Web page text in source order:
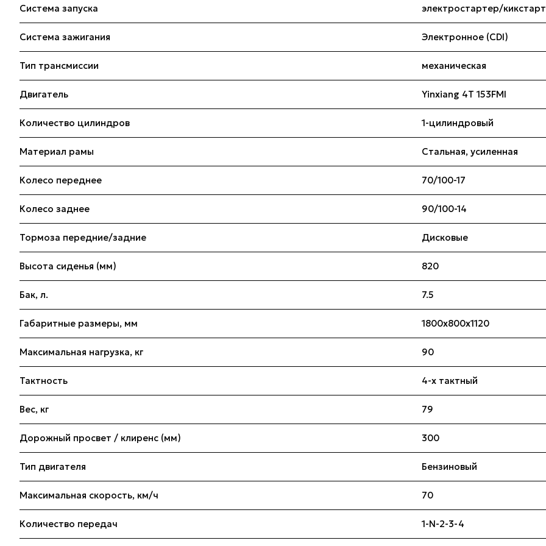
Система запуска электростартер/
Система зажигания Электронное (CDI)
Тип трансмиссии механическая
Двигатель Yinxiang 4T 153FMI
Количество цилиндров 1-цилиндровый
Материал рамы Стальная, усиленная
Колесо переднее 70/100-17
Колесо заднее 90/100-14
Тормоза передние/задние Дисковые
Высота сиденья (мм) 820
Бак, л. 7.5
Габаритные размеры, мм 1800x800x1120
Максимальная нагрузка, кг 90
Тактность 4-х тактный
Вес, кг 79
Дорожный просвет / клиренс (мм) 300
Тип двигателя Бензиновый
Максимальная скорость, км/ч 70
Количество передач 1-N-2-3-4